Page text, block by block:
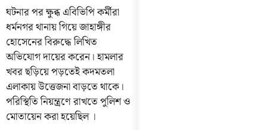
ঘটনার পর ক্ষুব্ধ এবিভিপি কর্মীরা
ধর্মনগর থানায় গিয়ে জাহাঙ্গীর
হোসেনের বিরুদ্ধে লিখিত
অভিযোগ দায়ের করেন। হামলার
খবর ছড়িয়ে পড়তেই কদমতলা
এলাকায় উত্তেজনা বাড়তে থাকে।
পরিস্থিতি নিয়ন্ত্রণে রাখতে পুলিশ ও
মোতায়েন করা হয়েছিল ।